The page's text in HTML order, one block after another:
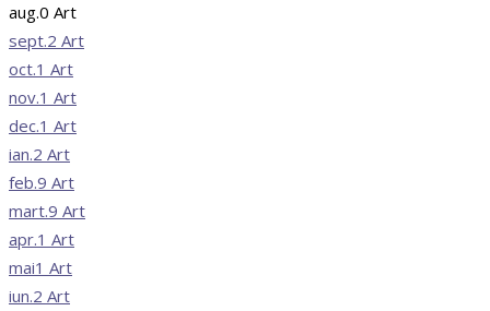
aug.0 Art
sept.2 Art
oct.1 Art
nov.1 Art
dec.1 Art
ian.2 Art
feb.9 Art
mart.9 Art
apr.1 Art
mai1 Art
iun.2 Art